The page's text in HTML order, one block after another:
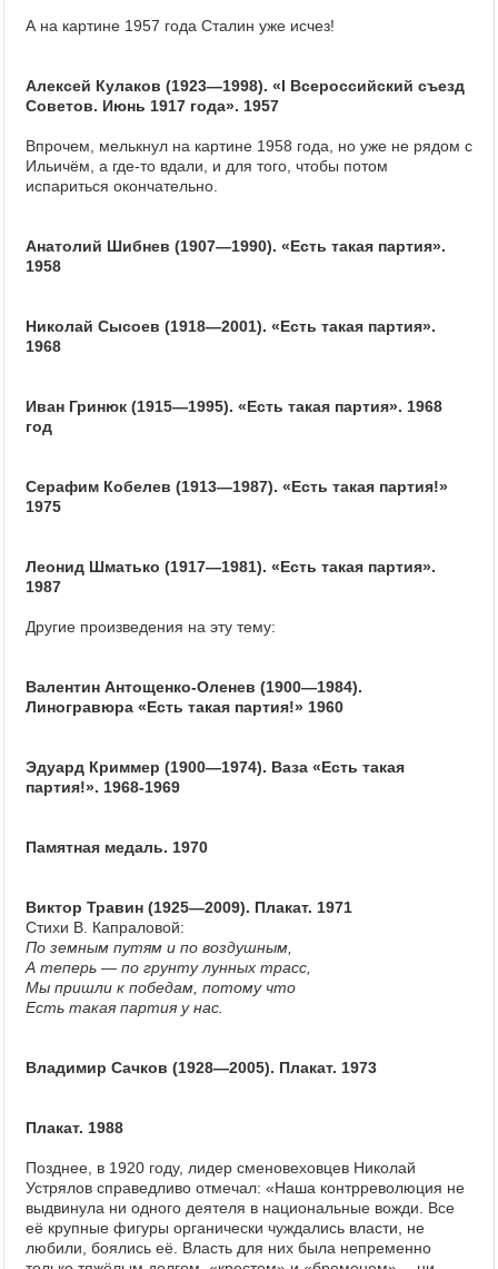
А на картине 1957 года Сталин уже исчез!
Алексей Кулаков (1923—1998). «I Всероссийский съезд
Советов. Июнь 1917 года». 1957
Впрочем, мелькнул на картине 1958 года, но уже не рядом с
Ильичём, а где-то вдали, и для того, чтобы потом
испариться окончательно.
Анатолий Шибнев (1907—1990). «Есть такая партия».
1958
Николай Сысоев (1918—2001). «Есть такая партия».
1968
Иван Гринюк (1915—1995). «Есть такая партия». 1968
год
Серафим Кобелев (1913—1987). «Есть такая партия!»
1975
Леонид Шматько (1917—1981). «Есть такая партия».
1987
Другие произведения на эту тему:
Валентин Антощенко-Оленев (1900—1984).
Линогравюра «Есть такая партия!» 1960
Эдуард Криммер (1900—1974). Ваза «Есть такая
партия!». 1968-1969
Памятная медаль. 1970
Виктор Травин (1925—2009). Плакат. 1971
Стихи В. Капраловой:
По земным путям и по воздушным,
А теперь — по грунту лунных трасс,
Мы пришли к победам, потому что
Есть такая партия у нас.
Владимир Сачков (1928—2005). Плакат. 1973
Плакат. 1988
Позднее, в 1920 году, лидер сменовеховцев Николай
Устрялов справедливо отмечал: «Наша контрреволюция не
выдвинула ни одного деятеля в национальные вожди. Все
её крупные фигуры органически чуждались власти, не
любили, боялись её. Власть для них была непременно